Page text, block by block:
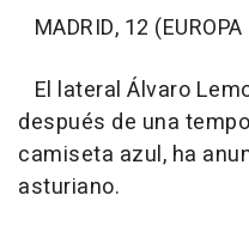
MADRID, 12
El lateral Álvaro
después de una
camiseta azul, ha
asturiano.